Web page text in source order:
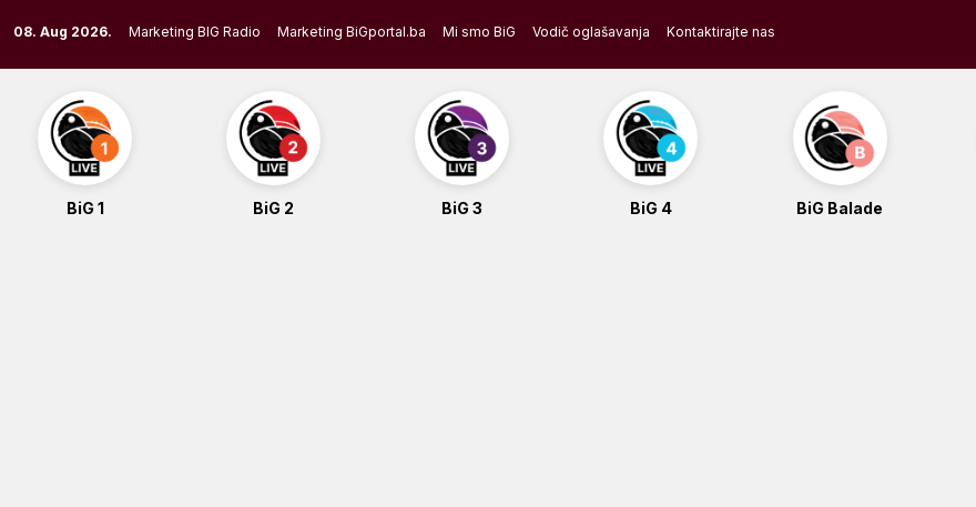
to
content
08. Aug 2026. Marketing BIG Radio Marketing BiGportal.ba Mi smo BiG Vodič oglašavanja Kontaktirajte nas
BiG 1 BiG 2 BiG 3 BiG 4 BiG Balade